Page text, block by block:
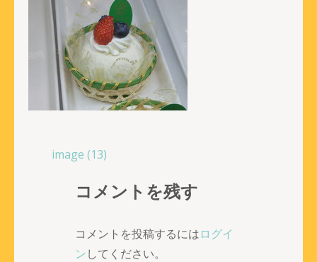
投
image (13)
コメントを残す
コメントを投稿するにはログイ
ンしてください。